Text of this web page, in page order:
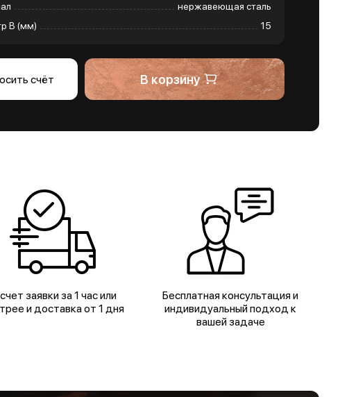
нержавеющая сталь
B (мм)
15
счёт В корзину
заявки за 1 час или
и доставка от 1 дня
Бесплатная консультация и
индивидуальный подход к
вашей задаче